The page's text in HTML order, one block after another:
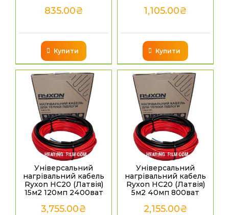
835.00₴
Купити
1,105.00₴
Купити
Універсальний
нагрівальний кабель
Ryxon HC20 (Латвія)
15м2 120мп 2400ват
3,755.00₴
Універсальний
нагрівальний кабель
Ryxon HC20 (Латвія)
5м2 40мп 800ват
2,155.00₴